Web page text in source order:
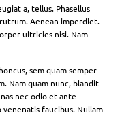
a, tellus. Phasellus
Aenean imperdiet.
ultricies nisi. Nam
sem quam semper
Nam quam nunc, blandit
nec odio et ante
faucibus. Nullam